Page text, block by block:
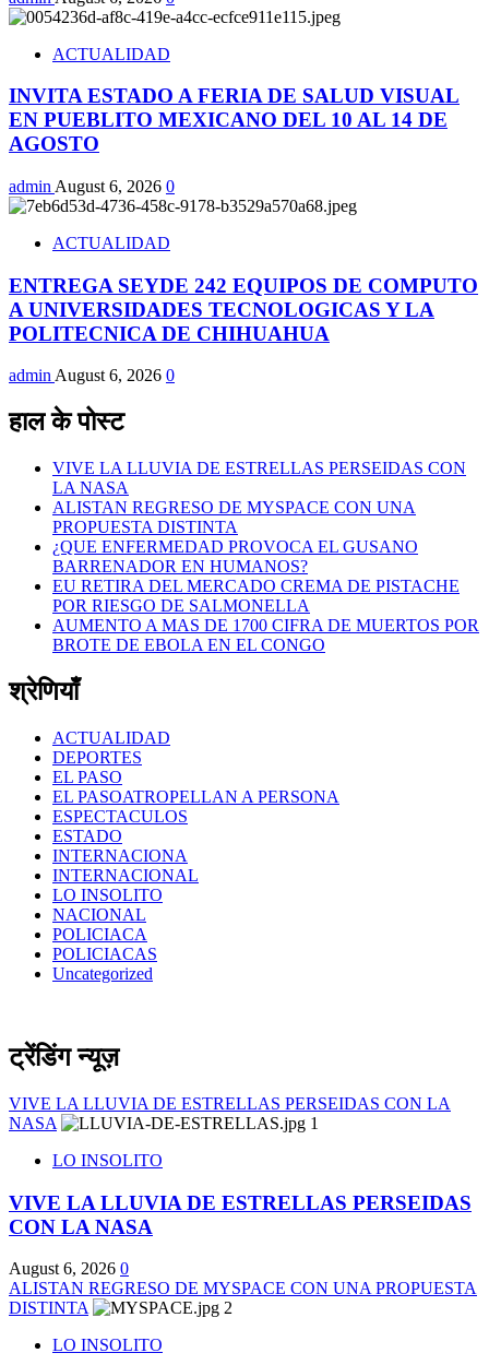
ACTUALIDAD
INVITA ESTADO A FERIA DE SALUD VISUAL
EN PUEBLITO MEXICANO DEL 10 AL 14 DE
AGOSTO
admin August 6, 2026 0
ACTUALIDAD
ENTREGA SEYDE 242 EQUIPOS DE COMPUTO
A UNIVERSIDADES TECNOLOGICAS Y LA
POLITECNICA DE CHIHUAHUA
adminAugust 6, 2026 0
हाल के पोस्ट
VIVE LA LLUVIA DE ESTRELLAS PERSEIDAS CON
LA NASA
ALISTAN REGRESO DE MYSPACE CON UNA
PROPUESTA DISTINTA
¿QUE ENFERMEDAD PROVOCA EL GUSANO
BARRENADOR EN HUMANOS?
EU RETIRA DEL MERCADO CREMA DE PISTACHE
POR RIESGO DE SALMONELLA
AUMENTO A MAS DE 1700 CIFRA DE MUERTOS POR
BROTE DE EBOLA EN EL CONGO
श्रेणियाँ
ACTUALIDAD
DEPORTES
EL PASO
EL PASOATROPELLAN A PERSONA
ESPECTACULOS
ESTADO
INTERNACIONA
INTERNACIONAL
LO INSOLITO
NACIONAL
POLICIACA
POLICIACAS
Uncategorized
ट्रेंडिंग न्यूज़
VIVE LA LLUVIA DE ESTRELLAS PERSEIDAS CON LA
NASA
1
LO INSOLITO
VIVE LA LLUVIA DE ESTRELLAS PERSEIDAS
CON LA NASA
August 6, 2026 0
ALISTAN REGRESO DE MYSPACE CON UNA PROPUESTA
DISTINTA
2
LO INSOLITO